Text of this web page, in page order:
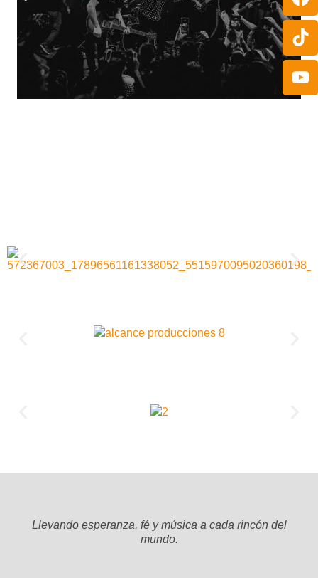
Llevando esperanza, fé y música a cada rincón del
mundo.